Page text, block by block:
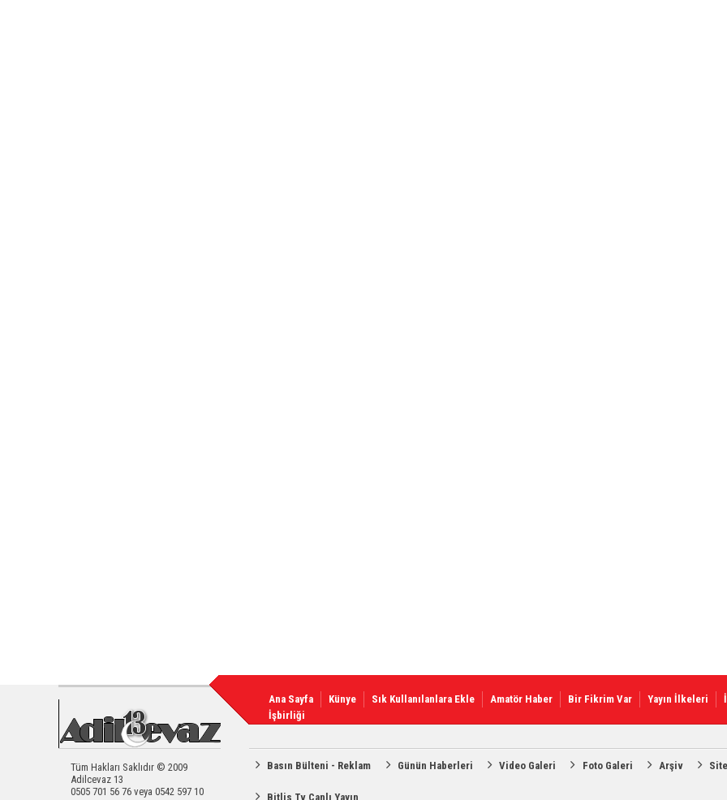
Ana Sayfa Künye Sık Kullanılanlara Ekle Amatör Haber Bir Fikrim Var Yayın İlkeleri
İşbirliği
Tüm Hakları Saklıdır © 2009
Adilcevaz 13
0505 701 56 76 veya 0542 597 10
Basın Bülteni - Reklam Günün Haberleri Video Galeri Foto Galeri Arşiv
Bitlis Tv Canlı Yayın